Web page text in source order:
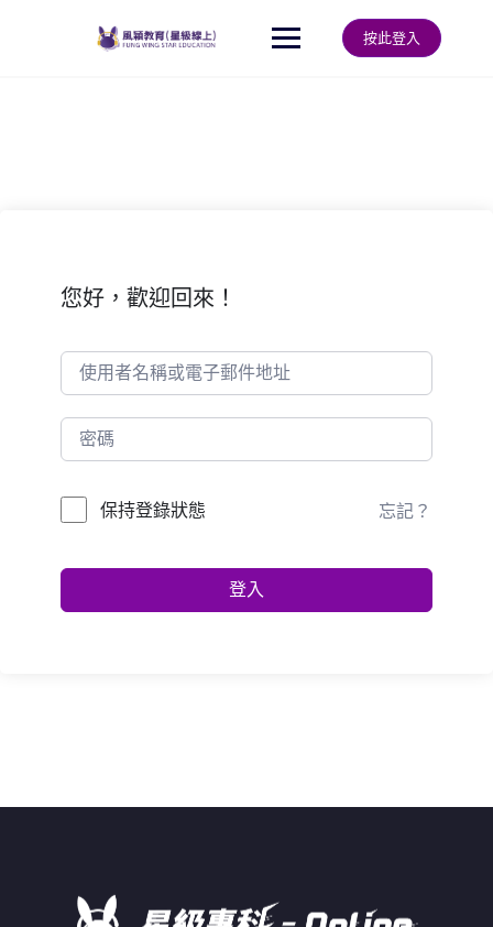
按此登入
您好，歡迎回來！
保持登錄狀態 忘記？
登入